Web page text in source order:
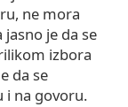
ne mora
je da se
izbora
da se
i na govoru.